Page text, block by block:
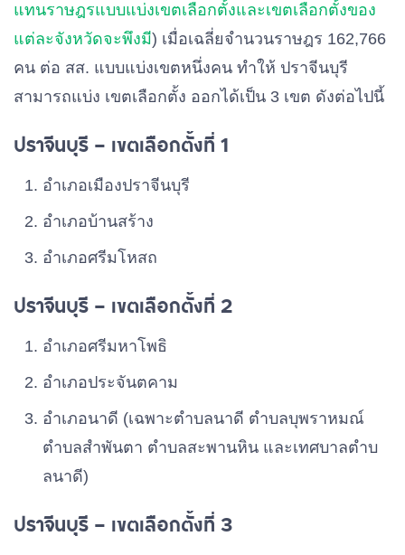
แทนราษฎรแบบแบ่งเขตเลือกตั้งและเขตเลือกตั้งของ
แต่ละจังหวัดจะพึงมี) เมื่อเฉลี่ยจำนวนราษฎร 162,766
คน ต่อ สส. แบบแบ่งเขตหนึ่งคน ทำให้ ปราจีนบุรี
สามารถแบ่ง เขตเลือกตั้ง ออกได้เป็น 3 เขต ดังต่อไปนี้
ปราจีนบุรี – เขตเลือกตั้งที่ 1
อําเภอเมืองปราจีนบุรี
อําเภอบ้านสร้าง
อําเภอศรีมโหสถ
ปราจีนบุรี – เขตเลือกตั้งที่ 2
อําเภอศรีมหาโพธิ
อําเภอประจันตคาม
อําเภอนาดี (เฉพาะตําบลนาดี ตําบลบุพราหมณ์
ตําบลสําพันตา ตําบลสะพานหิน และเทศบาลตําบ
ลนาดี)
ปราจีนบุรี – เขตเลือกตั้งที่ 3